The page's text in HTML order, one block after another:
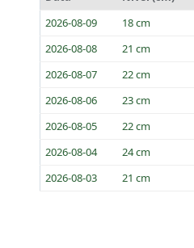
2026-08-09
18 cm
2026-08-08
21 cm
2026-08-07
22 cm
2026-08-06
23 cm
2026-08-05
22 cm
2026-08-04
24 cm
2026-08-03
21 cm